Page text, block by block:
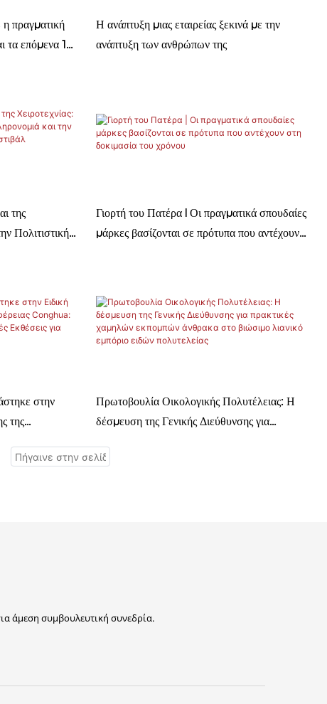
η πραγματική
τα επόμενα 10
Η ανάπτυξη μιας εταιρείας ξεκινά με την
ανάπτυξη των ανθρώπων της
της
Πολιτιστική
Γιορτή του Πατέρα | Οι πραγματικά σπουδαίες
μάρκες βασίζονται σε πρότυπα που αντέχουν
στην
της
για
Πρωτοβουλία Οικολογικής Πολυτέλειας: Η
δέσμευση της Γενικής Διεύθυνσης για
βιώσιμο λιανικό εμπόριο ειδών πολυτελείας
άμεση συμβουλευτική συνεδρία.